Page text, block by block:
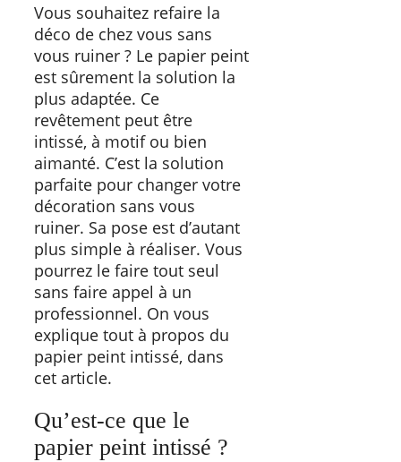
Vous souhaitez refaire la
déco de chez vous sans
vous ruiner ? Le papier peint
est sûrement la solution la
plus adaptée. Ce
revêtement peut être
intissé, à motif ou bien
aimanté. C’est la solution
parfaite pour changer votre
décoration sans vous
ruiner. Sa pose est d’autant
plus simple à réaliser. Vous
pourrez le faire tout seul
sans faire appel à un
professionnel. On vous
explique tout à propos du
papier peint intissé, dans
cet article.
Qu’est-ce que le
papier peint intissé ?